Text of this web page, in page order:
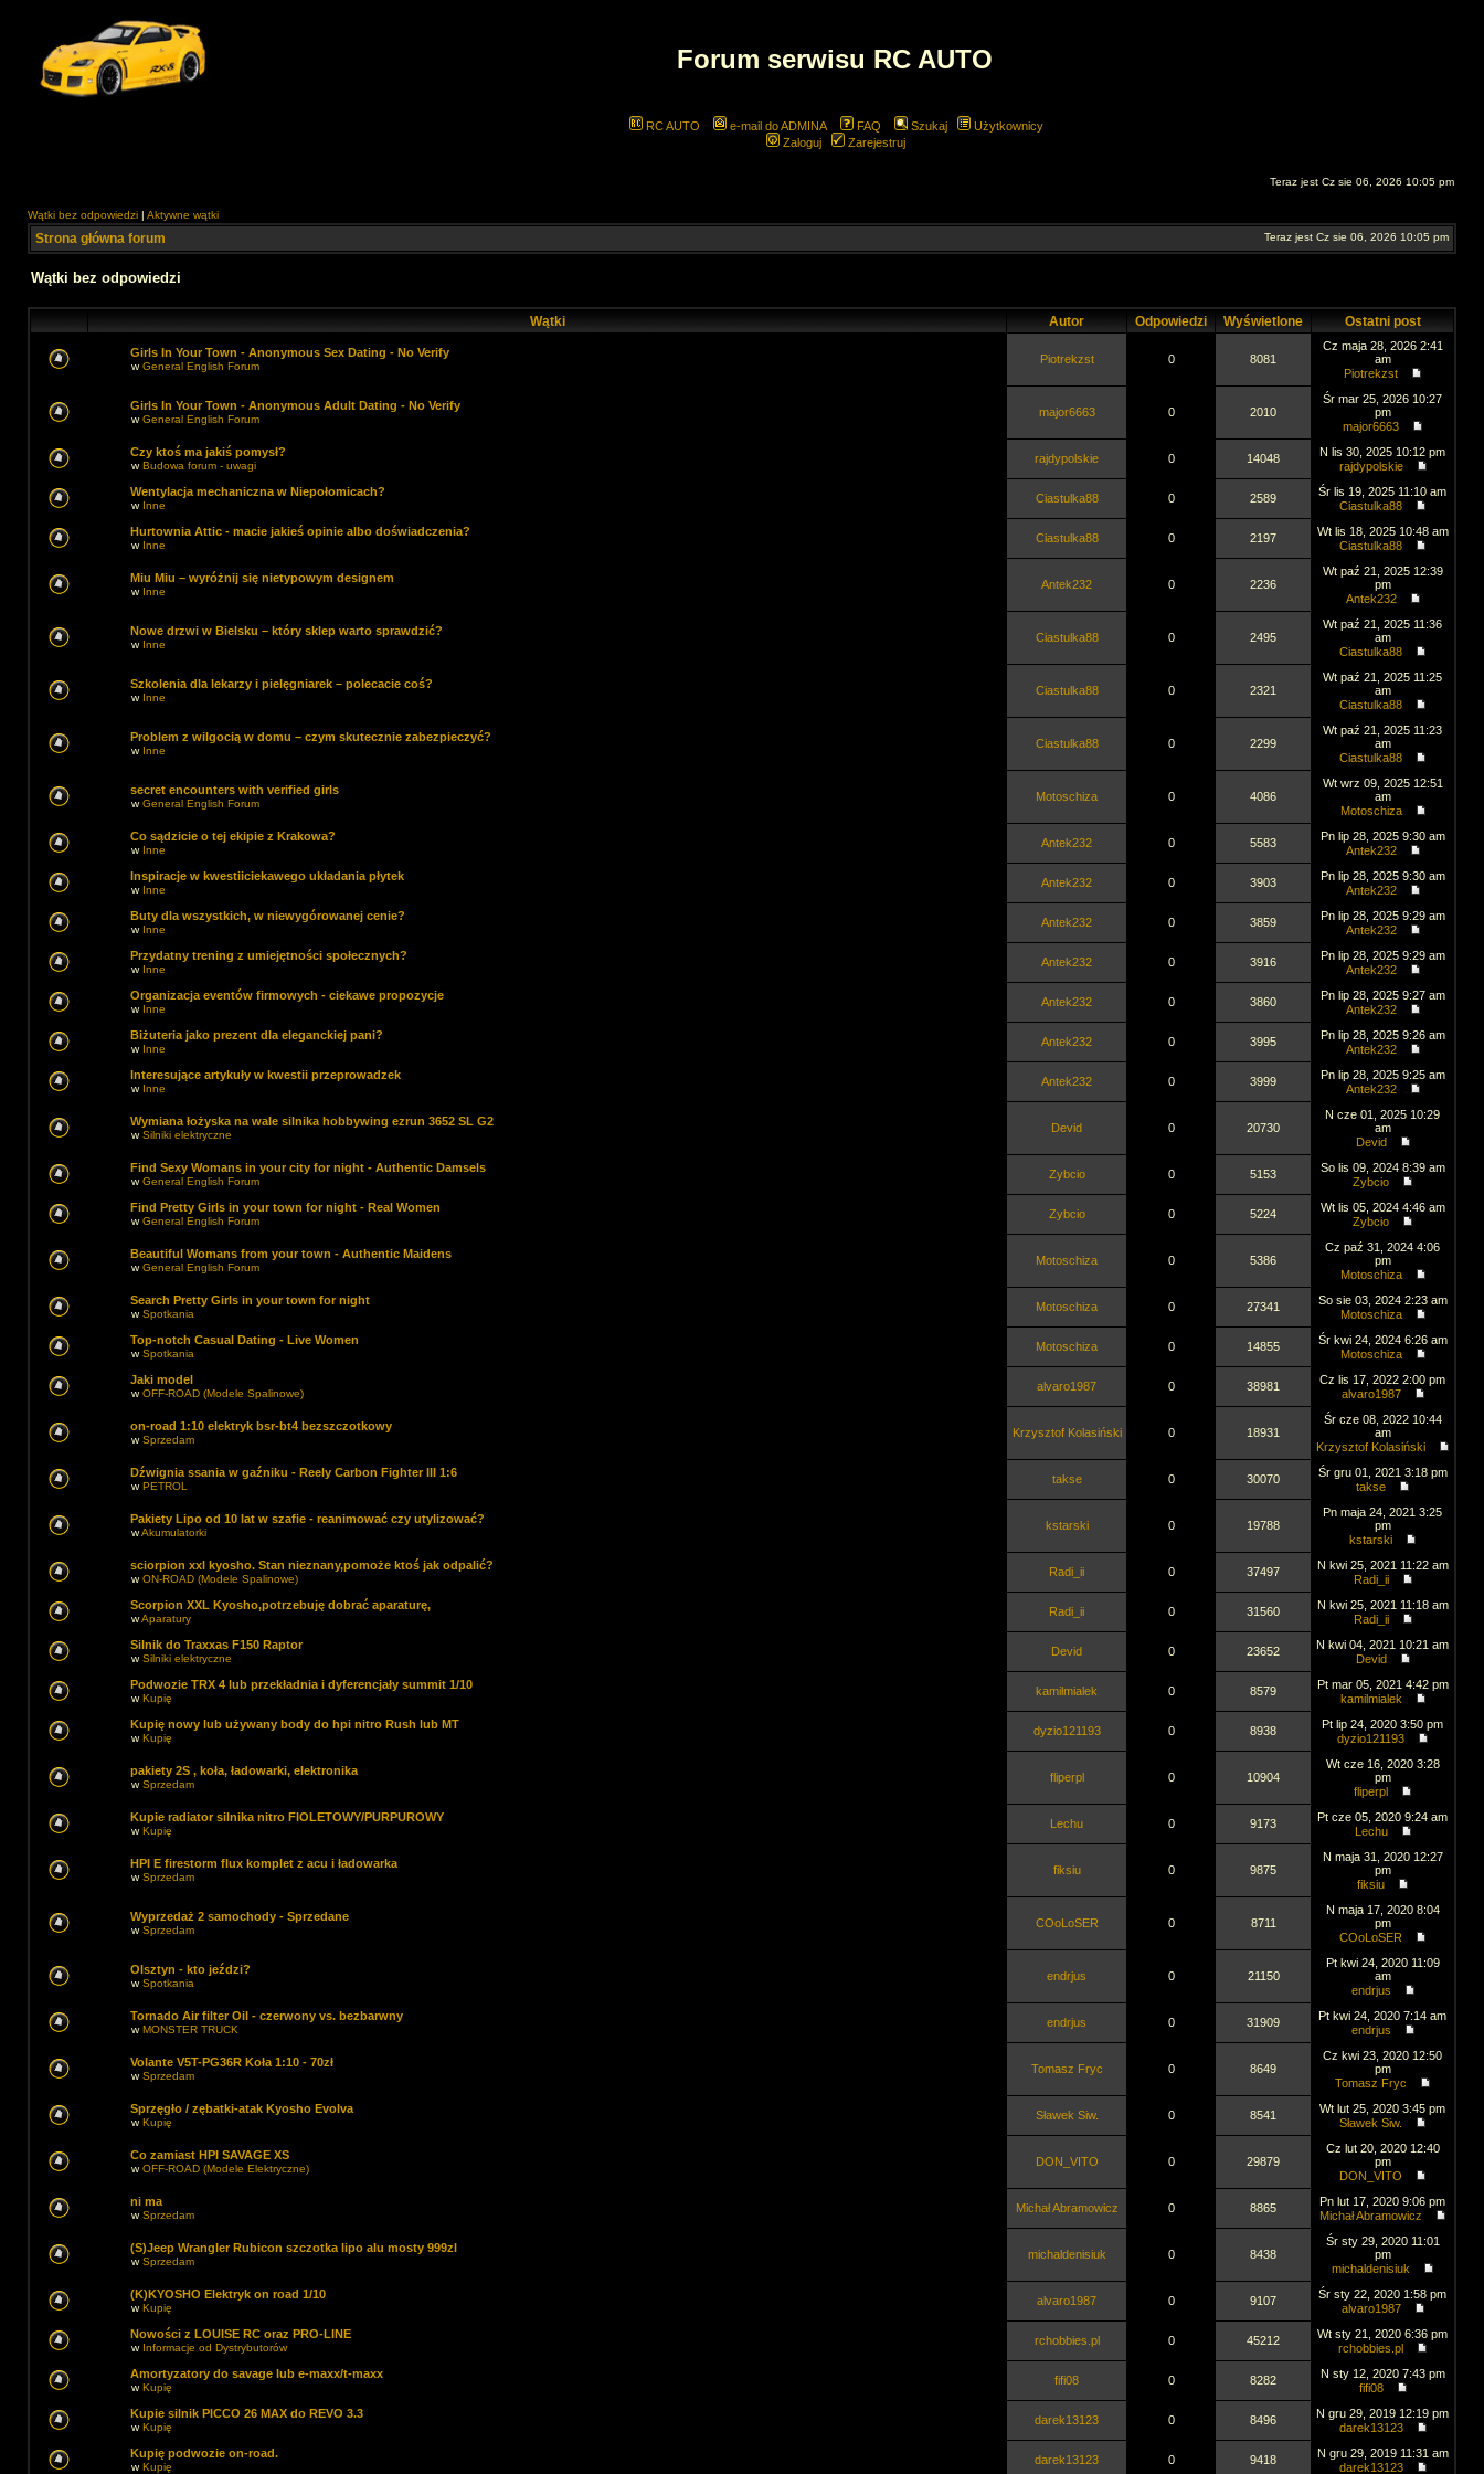
Forum serwisu RC AUTO
RC AUTO e-mail do ADMINA FAQ Szukaj
Użytkownicy
Zaloguj
Zarejestruj
Teraz jest Cz sie 06, 2026 10:05 pm
Wątki bez odpowiedzi | Aktywne wątki
Strona główna forum Teraz jest Cz sie 06, 2026 10:05 pm
Wątki bez odpowiedzi
Wątki Autor Odpowiedzi Wyświetlone Ostatni post
Girls In Your Town - Anonymous Sex Dating - No Verify
wGeneral English Forum
Piotrekzst 0 8081
Cz maja 28, 2026 2:41
am
Piotrekzst
Girls In Your Town - Anonymous Adult Dating - No Verify
wGeneral English Forum
major6663 0 2010
Śr mar 25, 2026 10:27
pm
major6663
Czy ktoś ma jakiś pomysł?
wBudowa forum - uwagi
rajdypolskie 0 14048
N lis 30, 2025 10:12 pm
rajdypolskie
Wentylacja mechaniczna w Niepołomicach?
w Inne
Ciastulka88 0 2589
Śr lis 19, 2025 11:10 am
Ciastulka88
Hurtownia Attic - macie jakieś opinie albo doświadczenia?
w Inne
Ciastulka88 0 2197
Wt lis 18, 2025 10:48 am
Ciastulka88
Miu Miu – wyróżnij się nietypowym designem
w Inne
Antek232 0 2236
Wt paź 21, 2025 12:39
pm
Antek232
Nowe drzwi w Bielsku – który sklep warto sprawdzić?
w Inne
Ciastulka88 0 2495
Wt paź 21, 2025 11:36
am
Ciastulka88
Szkolenia dla lekarzy i pielęgniarek – polecacie coś?
w Inne
Ciastulka88 0 2321
Wt paź 21, 2025 11:25
am
Ciastulka88
Problem z wilgocią w domu – czym skutecznie zabezpieczyć?
w Inne
Ciastulka88 0 2299
Wt paź 21, 2025 11:23
am
Ciastulka88
secret encounters with verified girls
wGeneral English Forum
Motoschiza 0 4086
Wt wrz 09, 2025 12:51
am
Motoschiza
Co sądzicie o tej ekipie z Krakowa?
w Inne
Antek232 0 5583
Pn lip 28, 2025 9:30 am
Antek232
Inspiracje w kwestiiciekawego układania płytek
w Inne
Antek232 0 3903
Pn lip 28, 2025 9:30 am
Antek232
Buty dla wszystkich, w niewygórowanej cenie?
w Inne
Antek232 0 3859
Pn lip 28, 2025 9:29 am
Antek232
Przydatny trening z umiejętności społecznych?
w Inne
Antek232 0 3916
Pn lip 28, 2025 9:29 am
Antek232
Organizacja eventów firmowych - ciekawe propozycje
w Inne
Antek232 0 3860
Pn lip 28, 2025 9:27 am
Antek232
Biżuteria jako prezent dla eleganckiej pani?
w Inne
Antek232 0 3995
Pn lip 28, 2025 9:26 am
Antek232
Interesujące artykuły w kwestii przeprowadzek
w Inne
Antek232 0 3999
Pn lip 28, 2025 9:25 am
Antek232
Wymiana łożyska na wale silnika hobbywing ezrun 3652 SL G2
wSilniki elektryczne
Devid 0 20730
N cze 01, 2025 10:29
am
Devid
Find Sexy Womans in your city for night - Authentic Damsels
wGeneral English Forum
Zybcio 0 5153
So lis 09, 2024 8:39 am
Zybcio
Find Pretty Girls in your town for night - Real Women
wGeneral English Forum
Zybcio 0 5224
Wt lis 05, 2024 4:46 am
Zybcio
Beautiful Womans from your town - Authentic Maidens
wGeneral English Forum
Motoschiza 0 5386
Cz paź 31, 2024 4:06
pm
Motoschiza
Search Pretty Girls in your town for night
wSpotkania
Motoschiza 0 27341
So sie 03, 2024 2:23 am
Motoschiza
Top-notch Сasual Dating - Live Women
wSpotkania
Motoschiza 0 14855
Śr kwi 24, 2024 6:26 am
Motoschiza
Jaki model
wOFF-ROAD (Modele Spalinowe)
alvaro1987 0 38981
Cz lis 17, 2022 2:00 pm
alvaro1987
on-road 1:10 elektryk bsr-bt4 bezszczotkowy
wSprzedam
Krzysztof Kolasiński 0 18931
Śr cze 08, 2022 10:44
am
Krzysztof Kolasiński
Dźwignia ssania w gaźniku - Reely Carbon Fighter III 1:6
wPETROL
takse 0 30070
Śr gru 01, 2021 3:18 pm
takse
Pakiety Lipo od 10 lat w szafie - reanimować czy utylizować?
wAkumulatorki
kstarski 0 19788
Pn maja 24, 2021 3:25
pm
kstarski
sciorpion xxl kyosho. Stan nieznany,pomoże ktoś jak odpalić?
wON-ROAD (Modele Spalinowe)
Radi_ii 0 37497
N kwi 25, 2021 11:22 am
Radi_ii
Scorpion XXL Kyosho,potrzebuję dobrać aparaturę,
wAparatury
Radi_ii 0 31560
N kwi 25, 2021 11:18 am
Radi_ii
Silnik do Traxxas F150 Raptor
wSilniki elektryczne
Devid 0 23652
N kwi 04, 2021 10:21 am
Devid
Podwozie TRX 4 lub przekładnia i dyferencjały summit 1/10
wKupię
kamilmialek 0 8579
Pt mar 05, 2021 4:42 pm
kamilmialek
Kupię nowy lub używany body do hpi nitro Rush lub MT
wKupię
dyzio121193 0 8938
Pt lip 24, 2020 3:50 pm
dyzio121193
pakiety 2S , koła, ładowarki, elektronika
wSprzedam
fliperpl 0 10904
Wt cze 16, 2020 3:28
pm
fliperpl
Kupie radiator silnika nitro FIOLETOWY/PURPUROWY
wKupię
Lechu 0 9173
Pt cze 05, 2020 9:24 am
Lechu
HPI E firestorm flux komplet z acu i ładowarka
wSprzedam
fiksiu 0 9875
N maja 31, 2020 12:27
pm
fiksiu
Wyprzedaż 2 samochody - Sprzedane
wSprzedam
COoLoSER 0 8711
N maja 17, 2020 8:04
pm
COoLoSER
Olsztyn - kto jeździ?
wSpotkania
endrjus 0 21150
Pt kwi 24, 2020 11:09
am
endrjus
Tornado Air filter Oil - czerwony vs. bezbarwny
wMONSTER TRUCK
endrjus 0 31909
Pt kwi 24, 2020 7:14 am
endrjus
Volante V5T-PG36R Koła 1:10 - 70zł
wSprzedam
Tomasz Fryc 0 8649
Cz kwi 23, 2020 12:50
pm
Tomasz Fryc
Sprzęgło / zębatki-atak Kyosho Evolva
wKupię
Sławek Siw. 0 8541
Wt lut 25, 2020 3:45 pm
Sławek Siw.
Co zamiast HPI SAVAGE XS
wOFF-ROAD (Modele Elektryczne)
DON_VITO 0 29879
Cz lut 20, 2020 12:40
pm
DON_VITO
ni ma
wSprzedam
Michał Abramowicz 0 8865
Pn lut 17, 2020 9:06 pm
Michał Abramowicz
(S)Jeep Wrangler Rubicon szczotka lipo alu mosty 999zl
wSprzedam
michaldenisiuk 0 8438
Śr sty 29, 2020 11:01
pm
michaldenisiuk
(K)KYOSHO Elektryk on road 1/10
wKupię
alvaro1987 0 9107
Śr sty 22, 2020 1:58 pm
alvaro1987
Nowości z LOUISE RC oraz PRO-LINE
w Informacje od Dystrybutorów
rchobbies.pl 0 45212
Wt sty 21, 2020 6:36 pm
rchobbies.pl
Amortyzatory do savage lub e-maxx/t-maxx
wKupię
fifi08 0 8282
N sty 12, 2020 7:43 pm
fifi08
Kupie silnik PICCO 26 MAX do REVO 3.3
wKupię
darek13123 0 8496
N gru 29, 2019 12:19 pm
darek13123
Kupię podwozie on-road.
wKupię
darek13123 0 9418
N gru 29, 2019 11:31 am
darek13123